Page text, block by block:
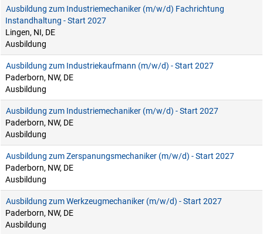
Ausbildung zum Industriemechaniker (m/w/d) Fachrichtung
Instandhaltung - Start 2027
Lingen, NI, DE
Ausbildung
Ausbildung zum Industriekaufmann (m/w/d) - Start 2027
Paderborn, NW, DE
Ausbildung
Ausbildung zum Industriemechaniker (m/w/d) - Start 2027
Paderborn, NW, DE
Ausbildung
Ausbildung zum Zerspanungsmechaniker (m/w/d) - Start 2027
Paderborn, NW, DE
Ausbildung
Ausbildung zum Werkzeugmechaniker (m/w/d) - Start 2027
Paderborn, NW, DE
Ausbildung